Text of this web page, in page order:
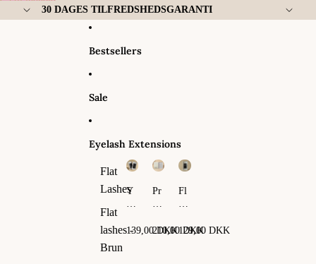
30 DAGES TILFREDSHEDSGARANTI
Bestsellers
Sale
Eyelash Extensions
Flat
Lashes
Flat
lashes -
Brun
Y
sh
139,00 DKK
Pr
e
210,00 DKK
Fl
sh
129,00 DKK